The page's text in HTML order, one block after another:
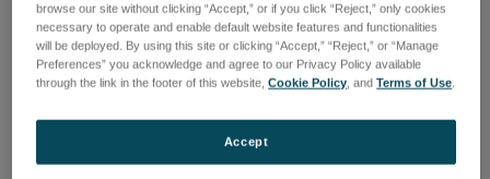
browse our site without clicking “Accept,” or if you click “Reject,” only cookies
necessary to operate and enable default website features and functionalities
will be deployed. By using this site or clicking “Accept,” “Reject,” or “Manage
Preferences” you acknowledge and agree to our Privacy Policy available
through the link in the footer of this website,Cookie Policy , andTerms of Use
Accept